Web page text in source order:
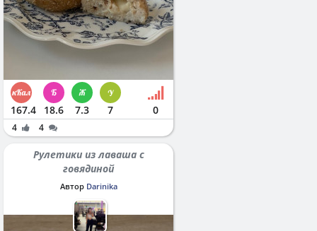
167.4 18.6 7.3 7 0
4 4
Рулетики из лаваша с
говядиной
Автор Darinika